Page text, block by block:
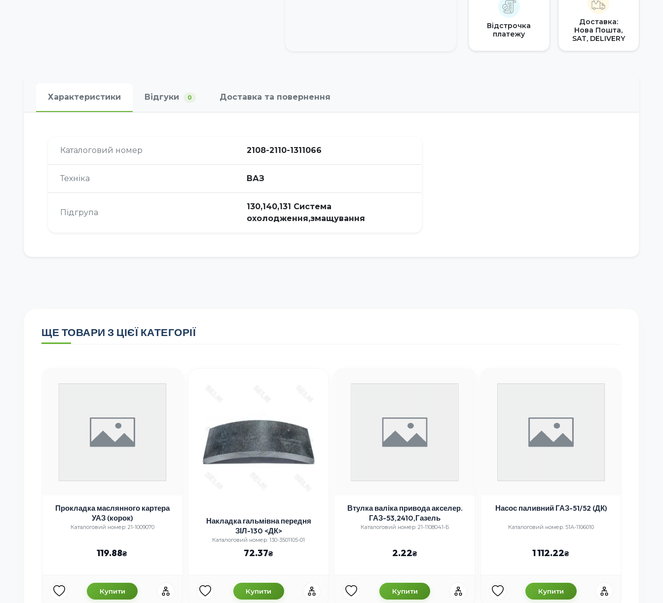
Відстрочка
платежу
Доставка:
Нова Пошта,
SAT, DELIVERY
Характеристики Відгуки 0 Доставка та повернення
Каталоговий номер 2108-2110-1311066
Техніка ВАЗ
Підгрупа
130,140,131 Система
охолодження,змащування
ЩЕ ТОВАРИ З ЦІЄЇ КАТЕГОРІЇ
Прокладка маслянного картера
УАЗ (корок)
Каталоговий номер: 21-1009070
119.88
Купити
Накладка гальмівна передня
ЗІЛ-130 <ДК>
Каталоговий номер: 130-3501105-01
72.37
Купити
Втулка валіка привода акселер.
ГАЗ-53,2410,Газель
Каталоговий номер: 21-1108041-Б
2.22
Купити
Насос паливний ГАЗ-51/52 (ДК)
Каталоговий номер: 51А-1106010
1 112.22
Купити